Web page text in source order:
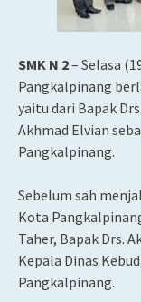
SMK N 2– Selasa
Pangkalpinang
yaitu dari Bapak
Akhmad Elvian
Pangkalpinang.
Sebelum sah
Kota
Taher, Bapak Drs.
Kepala Dinas
Pangkalpinang.